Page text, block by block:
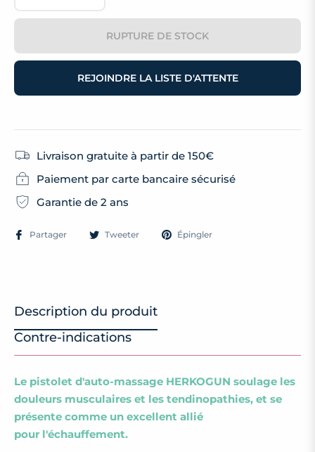
RUPTURE DE STOCK
REJOINDRE LA LISTE D'ATTENTE
Livraison gratuite à partir de 150€
Paiement par carte bancaire sécurisé
Garantie de 2 ans
Partager Tweeter Épingler
Description du produit
Contre-indications
Le pistolet d'auto-massage HERKOGUN soulage les
douleurs musculaires et les tendinopathies, et se
présente comme un excellent allié
pour l'échauffement.